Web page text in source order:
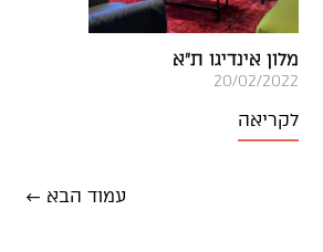
מלון אינדיגו ת"א
20/02/2022
לקריאה
עמוד הבא ←